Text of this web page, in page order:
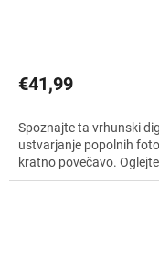
€41,99
Spoznajte ta vrhunski
ustvarjanje popolnih
kratno povečavo.